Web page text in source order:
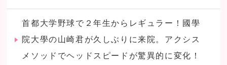
首都大学野球で２年生からレギュラー！國學
院大學の山崎君が久しぶりに来院。アクシス
メソッドでヘッドスピードが驚異的に変化！